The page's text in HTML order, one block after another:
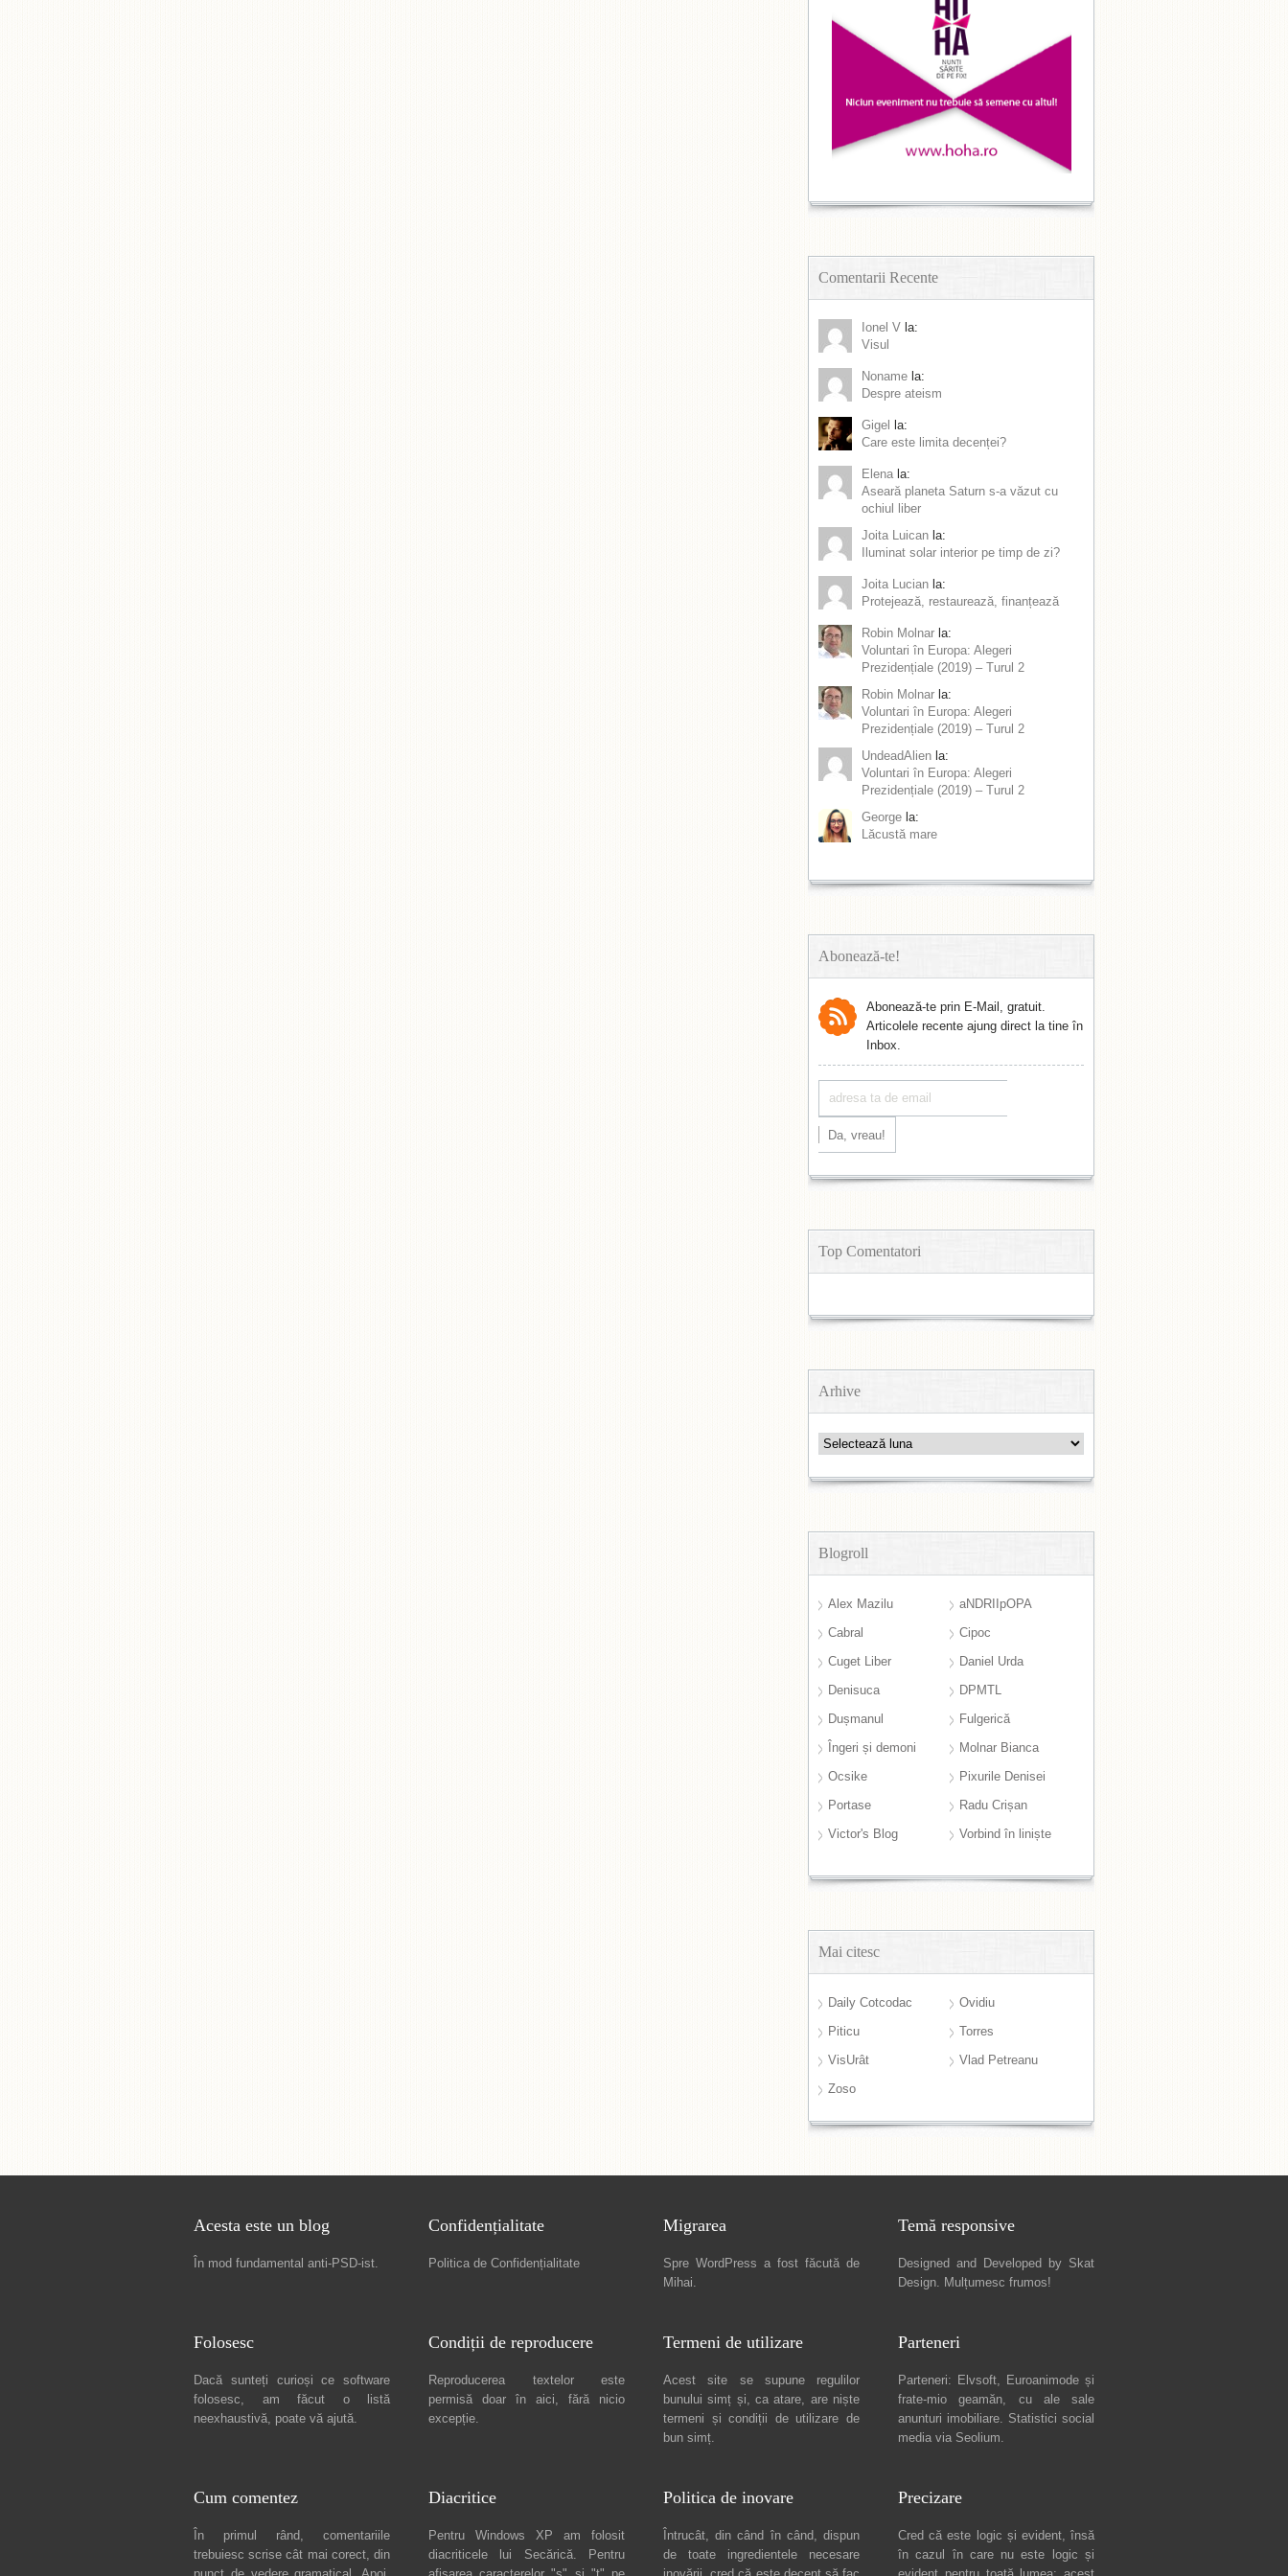
Comentarii Recente
Ionel V la:
Visul
Noname la:
Despre ateism
Gigel
la:
Care este limita decenței?
Elena la:
Aseară planeta Saturn s-a văzut cu
ochiul liber
Joita Luican la:
Iluminat solar interior pe timp de zi?
Joita Lucian la:
Protejează, restaurează, finanțează
Robin Molnar la:
Voluntari în Europa: Alegeri
Prezidențiale (2019) – Turul 2
Robin Molnar la:
Voluntari în Europa: Alegeri
Prezidențiale (2019) – Turul 2
UndeadAlien la:
Voluntari în Europa: Alegeri
Prezidențiale (2019) – Turul 2
George la:
Lăcustă mare
Abonează-te!
Abonează-te prin E-Mail, gratuit.
Articolele recente ajung direct la tine în
Inbox.
Top Comentatori
Arhive
Arhive
Blogroll
Alex Mazilu
aNDRIIpOPA
Cabral
Cipoc
Cuget Liber
Daniel Urda
Denisuca
DPMTL
Dușmanul
Fulgerică
Îngeri și demoni
Molnar Bianca
Ocsike
Pixurile Denisei
Portase
Radu Crișan
Victor's Blog
Vorbind în liniște
Mai citesc
Daily Cotcodac
Ovidiu
Piticu
Torres
VisUrât
Vlad Petreanu
Zoso
Acesta este un blog
În mod fundamental anti-PSD-ist.
Confidențialitate
Politica de Confidențialitate
Migrarea
Spre WordPress a fost făcută de
Mihai.
Temă responsive
Designed and Developed by Skat
Design. Mulțumesc frumos!
Folosesc
Dacă sunteți curioși ce software
folosesc, am făcut o listă
neexhaustivă, poate vă ajută.
Condiții de reproducere
Reproducerea textelor este
permisă doar în aici, fără nicio
excepție.
Termeni de utilizare
Acest site se supune regulilor
bunului simț și, ca atare, are niște
termeni și condiții de utilizare de
bun simț.
Parteneri
Parteneri: Elvsoft, Euroanimode și
frate-mio geamăn, cu ale sale
anunturi imobiliare. Statistici social
media via Seolium.
Cum comentez
În primul rând, comentariile
trebuiesc scrise cât mai corect, din
Diacritice
Pentru Windows XP am folosit
diacriticele lui Secărică. Pentru
Politica de inovare
Întrucât, din când în când, dispun
de toate ingredientele necesare
Precizare
Cred că este logic și evident, însă
în cazul în care nu este logic și